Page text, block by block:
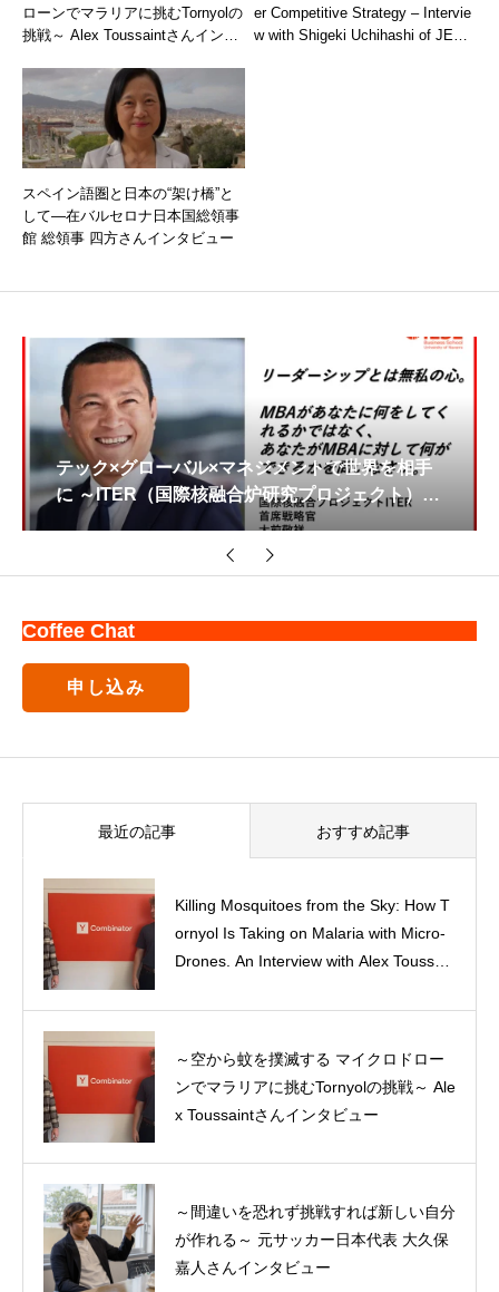
ローンでマラリアに挑むTornyolの
挑戦～ Alex Toussaintさんインタ
er Competitive Strategy – Intervie
w with Shigeki Uchihashi of JERA
スペイン語圏と日本の“架け橋”と
して―在バルセロナ日本国総領事
館 総領事 四方さんインタビュー
テック×グローバル×マネジメントで世界を相手
に ～ITER（国際核融合炉研究プロジェクト）首
席戦略官 大前さん
Coffee Chat
申し込み
最近の記事 おすすめ記事
Killing Mosquitoes from the Sky: How T
ornyol Is Taking on Malaria with Micro-
Drones. An Interview with Alex Toussain
～空から蚊を撲滅する マイクロドロー
ンでマラリアに挑むTornyolの挑戦～ Ale
x Toussaintさんインタビュー
～間違いを恐れず挑戦すれば新しい自分
が作れる～ 元サッカー日本代表 大久保
嘉人さんインタビュー
Class of 2027 – プロフィール
Summer Entrepreneurship Experience
（短期起業体験）プチ体験記
MBA1年目を振り返る―10年追い続けた
夢が叶うまで、そしてその後の軌跡